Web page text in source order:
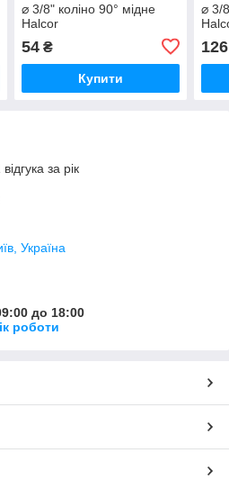
⌀ 3/8" коліно 90° мідне
Halcor
54₴
Купити
⌀ 3/
126
за рік
Україна
до 18:00
роботи